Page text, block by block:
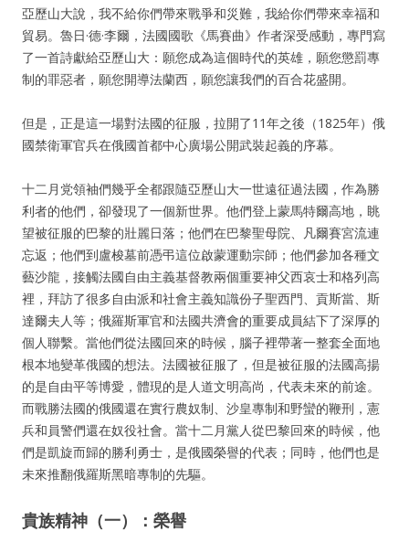
亞歷山大說，我不給你們帶來戰爭和災難，我給你們帶來幸福和
貿易。魯日·德·李爾，法國國歌《馬賽曲》作者深受感動，專門寫
了一首詩獻給亞歷山大：願您成為這個時代的英雄，願您懲罰專
制的罪惡者，願您開導法蘭西，願您讓我們的百合花盛開。
但是，正是這一場對法國的征服，拉開了11年之後（1825年）俄
國禁衛軍官兵在俄國首都中心廣場公開武裝起義的序幕。
十二月党領袖們幾乎全都跟隨亞歷山大一世遠征過法國，作為勝
利者的他們，卻發現了一個新世界。他們登上蒙馬特爾高地，眺
望被征服的巴黎的壯麗日落；他們在巴黎聖母院、凡爾賽宮流連
忘返；他們到盧梭墓前憑弔這位啟蒙運動宗師；他們參加各種文
藝沙龍，接觸法國自由主義基督教兩個重要神父西哀士和格列高
裡，拜訪了很多自由派和社會主義知識份子聖西門、貢斯當、斯
達爾夫人等；俄羅斯軍官和法國共濟會的重要成員結下了深厚的
個人聯繫。當他們從法國回來的時候，腦子裡帶著一整套全面地
根本地變革俄國的想法。法國被征服了，但是被征服的法國高揚
的是自由平等博愛，體現的是人道文明高尚，代表未來的前途。
而戰勝法國的俄國還在實行農奴制、沙皇專制和野蠻的鞭刑，憲
兵和員警們還在奴役社會。當十二月黨人從巴黎回來的時候，他
們是凱旋而歸的勝利勇士，是俄國榮譽的代表；同時，他們也是
未來推翻俄羅斯黑暗專制的先驅。
貴族精神（一）：榮譽